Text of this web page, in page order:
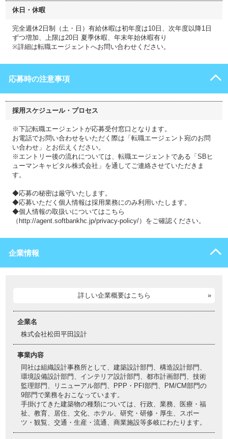
休日・休暇
完全週休2日制（土・日）有給休暇は初年度は10日、次年度以降1日
ずつ増加、上限は20日 夏季休暇、年末年始休暇有り
※詳細は転職エージェントへお問い合わせください。
応募時の注意事項
採用スケジュール・プロセス
※下記転職エージェントが応募受付窓口となります。
お電話でお問い合わせをいただく際は「転職エージェント宛のお問
い合わせ」とお伝えください。
※エントリー後の流れについては、転職エージェントである「SBヒ
ューマンキャピタル株式会社」を通してご連絡させていただきま
す。
◆応募の秘密は厳守いたします。
◆応募いただく個人情報は採用業務にのみ利用いたします。
◆個人情報の取扱いについてはこちら
（http://agent.softbankhc.jp/privacy-policy/）をご確認ください。
企業情報
詳しい企業概要はこちら
企業名
株式会社松田平田設計
事業内容
同社は組織設計事務所として、建築設計部門、構造設計部門、
環境設備設計部門、インテリア設計部門、都市計画部門、技術
監理部門、リニューアル部門、PPP・PFI部門、PM/CM部門の
9部門で業務をおこなっています。
手掛けてきた建築物の種類については、行政、業務、医療・福
祉、教育、居住、文化、ホテル、研究・研修・厚生、スポー
ツ・観覧、交通・生産・流通、商業施設等多岐にわたります。